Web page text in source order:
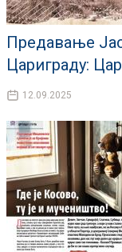
Предавање
Цариграду:
12.09.2025